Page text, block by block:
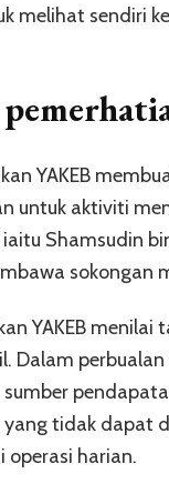
melihat sendiri
YAKEB
untuk aktiviti
Shamsudin
sokongan
YAKEB
Dalam
tidak dapat
operasi harian.